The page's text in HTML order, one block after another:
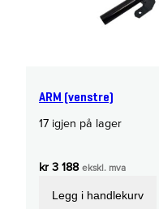
ARM (venstre)
17 igjen på lager
kr3 188 ekskl. mva
Legg i handlekurv